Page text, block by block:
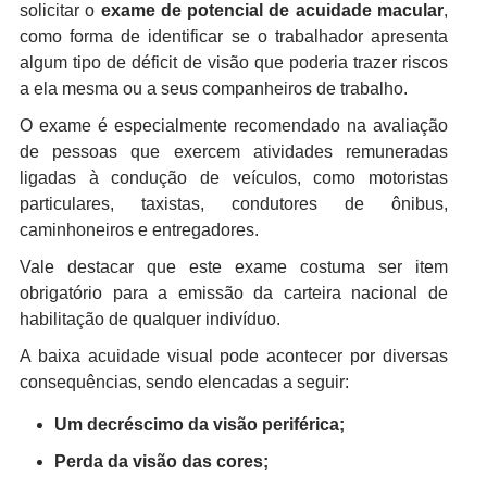
solicitar o exame de potencial de acuidade macular,
como forma de identificar se o trabalhador apresenta
algum tipo de déficit de visão que poderia trazer riscos
a ela mesma ou a seus companheiros de trabalho.
O exame é especialmente recomendado na avaliação
de pessoas que exercem atividades remuneradas
ligadas à condução de veículos, como motoristas
particulares, taxistas, condutores de ônibus,
caminhoneiros e entregadores.
Vale destacar que este exame costuma ser item
obrigatório para a emissão da carteira nacional de
habilitação de qualquer indivíduo.
A baixa acuidade visual pode acontecer por diversas
consequências, sendo elencadas a seguir:
Um decréscimo da visão periférica;
Perda da visão das cores;